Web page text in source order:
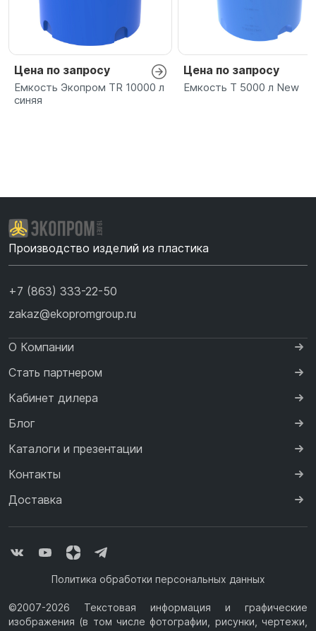
Цена по запросу
Емкость Экопром TR 10000 л
синяя
Цена по запросу
Емкость T 5000 л New
Производство изделий из пластика
+7 (863) 333-22-50
zakaz@ekopromgroup.ru
О Компании
Стать партнером
Кабинет дилера
Блог
Каталоги и презентации
Контакты
Доставка
Политика обработки персональных данных
©2007-2026 Текстовая информация и графические
изображения (в том числе фотографии, рисунки, чертежи,